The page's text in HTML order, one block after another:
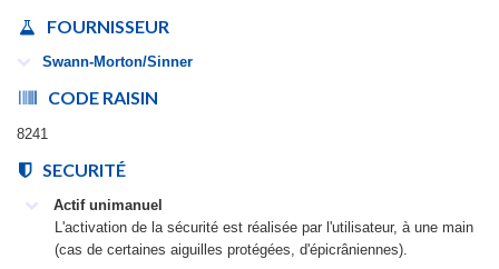
FOURNISSEUR
Swann-Morton/Sinner
CODE RAISIN
8241
SECURITÉ
Actif unimanuel
L'activation de la sécurité est réalisée par l'utilisateur, à une main
(cas de certaines aiguilles protégées, d'épicrâniennes).